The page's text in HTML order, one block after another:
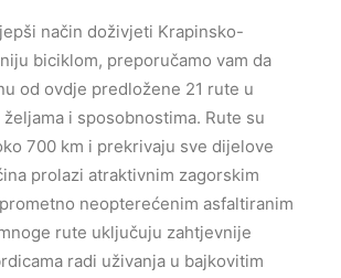
način doživjeti Krapinsko-
biciklom, preporučamo vam da
od ovdje predložene 21 rute u
i sposobnostima. Rute su
700 km i prekrivaju sve dijelove
prolazi atraktivnim zagorskim
neopterećenim asfaltiranim
rute uključuju zahtjevnije
radi uživanja u bajkovitim